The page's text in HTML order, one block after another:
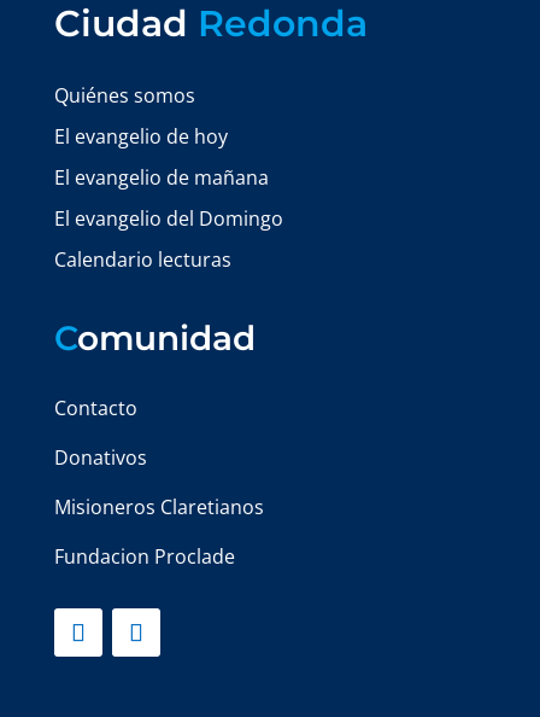
Ciudad Redonda
Quiénes somos
El evangelio de hoy
El evangelio de mañana
El evangelio del Domingo
Calendario lecturas
Comunidad
Contacto
Donativos
Misioneros Claretianos
Fundacion Proclade